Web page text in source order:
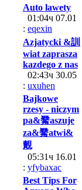
Auto lawety
01:04ч 07.01
: eqexin
Azjatycki &訓
wiat zaprasza
kazdego z nas
02:43ч 30.05
: uxuhen
Bajkowe
rzesy - niczym
pa&觺aszuje
za&觺atwi&
覿
05:31ч 16.01
: yfybaxac
Best Tips For